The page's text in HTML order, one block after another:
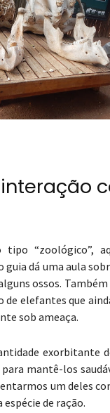
tipo “zoológico”,
dá uma aula
ossos. Também
de elefantes que
sob ameaça.
exorbitante
para mantê-los
um deles
de ração.